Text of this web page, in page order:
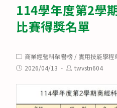
114學年度第2學
比賽得獎名單
Post
category:
商業經營科榮譽榜 / 實用技能學程
Post2026/04/13
Posttwvstn604